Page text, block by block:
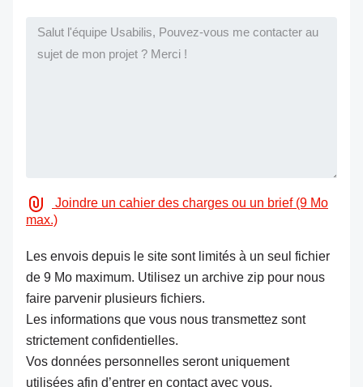
Joindre un cahier des charges ou un brief (9 Mo
max.)
Les envois depuis le site sont limités à un seul fichier
de 9 Mo maximum. Utilisez un archive zip pour nous
faire parvenir plusieurs fichiers.
Les informations que vous nous transmettez sont
strictement confidentielles.
Vos données personnelles seront uniquement
utilisées afin d’entrer en contact avec vous.